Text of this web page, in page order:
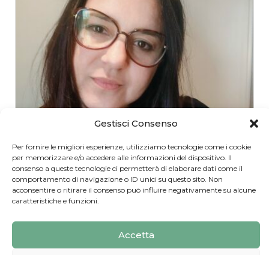
Gestisci Consenso
Per fornire le migliori esperienze, utilizziamo tecnologie come i cookie
per memorizzare e/o accedere alle informazioni del dispositivo. Il
consenso a queste tecnologie ci permetterà di elaborare dati come il
comportamento di navigazione o ID unici su questo sito. Non
acconsentire o ritirare il consenso può influire negativamente su alcune
caratteristiche e funzioni.
Accetta
Belkys Liliana D’Addezio
Fisioterapista